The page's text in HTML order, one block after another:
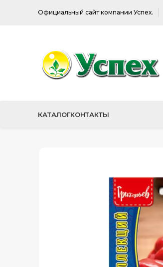
Официальный сайт компании Успех.
КАТАЛОГКОНТАКТЫ